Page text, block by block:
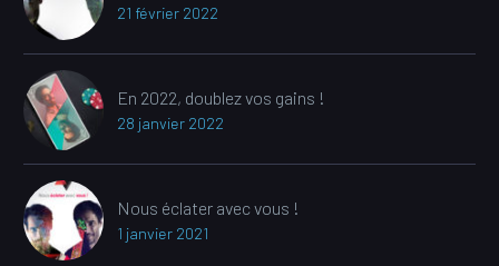
21 février 2022
En 2022, doublez vos gains !
28 janvier 2022
Nous éclater avec vous !
1 janvier 2021